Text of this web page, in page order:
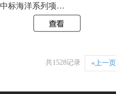
中标海洋系列项…
共1528记录 «上一页